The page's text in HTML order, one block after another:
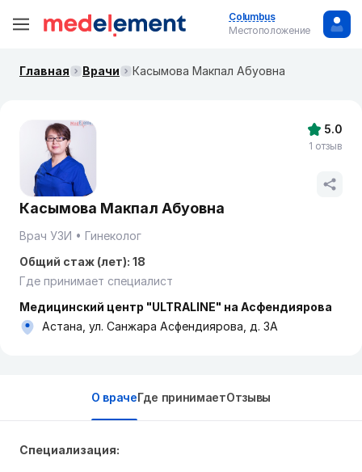
Columbus
Местоположение
Главная Врачи Касымова Макпал Абуовна
Касымова Макпал Абуовна
Врач УЗИ
Гинеколог
Общий стаж (лет): 18
Где принимает специалист
Медицинский центр "ULTRALINE" на Асфендиярова
Астана, ул. Санжара Асфендиярова, д. 3А
5.0
1 отзыв
О врачеГде принимаетОтзывы
Специализация: